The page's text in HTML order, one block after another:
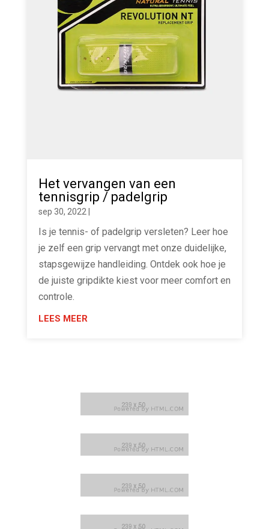
Het vervangen van een
tennisgrip / padelgrip
sep 30, 2022|
Is je tennis- of padelgrip versleten? Leer hoe
je zelf een grip vervangt met onze duidelijke,
stapsgewijze handleiding. Ontdek ook hoe je
de juiste gripdikte kiest voor meer comfort en
controle.
LEES MEER